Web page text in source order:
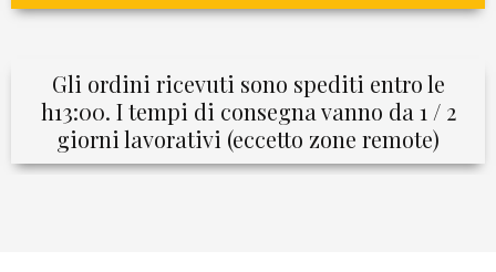
Gli ordini ricevuti sono spediti entro le
h13:00. I tempi di consegna vanno da 1 / 2
giorni lavorativi (eccetto zone remote)